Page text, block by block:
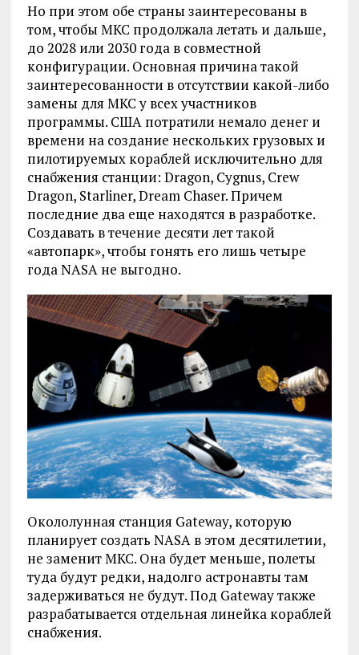
Но при этом обе страны заинтересованы в
том, чтобы МКС продолжала летать и дальше,
до 2028 или 2030 года в совместной
конфигурации. Основная причина такой
заинтересованности в отсутствии какой-либо
замены для МКС у всех участников
программы. США потратили немало денег и
времени на создание нескольких грузовых и
пилотируемых кораблей исключительно для
снабжения станции: Dragon, Cygnus, Crew
Dragon, Starliner, Dream Chaser. Причем
последние два еще находятся в разработке.
Создавать в течение десяти лет такой
«автопарк», чтобы гонять его лишь четыре
года NASA не выгодно.
Окололунная станция Gateway, которую
планирует создать NASA в этом десятилетии,
не заменит МКС. Она будет меньше, полеты
туда будут редки, надолго астронавты там
задерживаться не будут. Под Gateway также
разрабатывается отдельная линейка кораблей
снабжения.